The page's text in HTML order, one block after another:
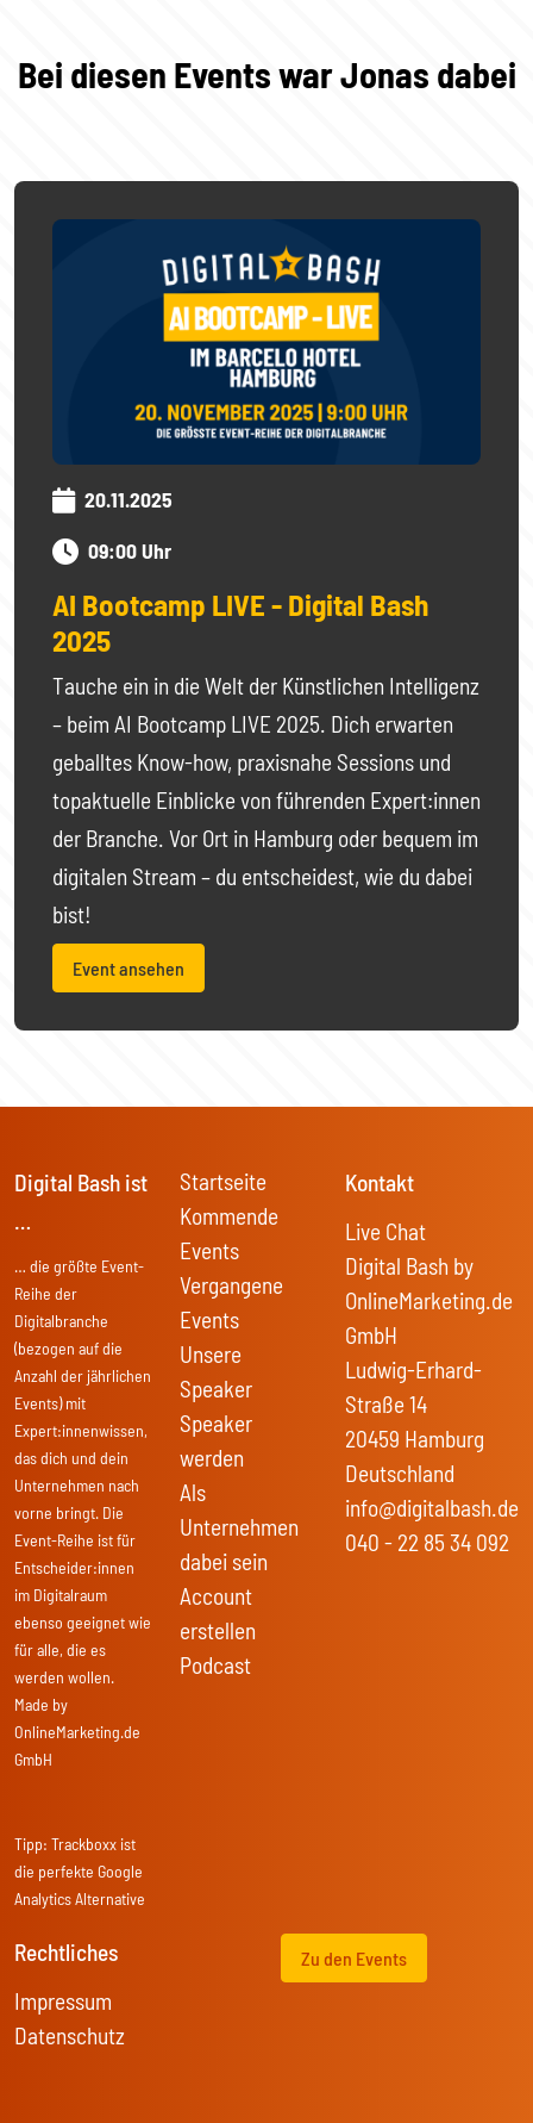
Bei diesen Events war Jonas dabei
20.11.2025
09:00 Uhr
AI Bootcamp LIVE - Digital Bash
2025
Tauche ein in die Welt der Künstlichen Intelligenz
– beim AI Bootcamp LIVE 2025. Dich erwarten
geballtes Know-how, praxisnahe Sessions und
topaktuelle Einblicke von führenden Expert:innen
der Branche. Vor Ort in Hamburg oder bequem im
digitalen Stream – du entscheidest, wie du dabei
bist!
Event ansehen
Digital Bash ist
…
… die größte Event-
Reihe der
Digitalbranche
(bezogen auf die
Anzahl der jährlichen
Events) mit
Expert:innenwissen,
das dich und dein
Unternehmen nach
vorne bringt. Die
Event-Reihe ist für
Entscheider:innen
im Digitalraum
ebenso geeignet wie
für alle, die es
werden wollen.
Made by
OnlineMarketing.de
GmbH
Tipp: Trackboxx ist
die perfekte Google
Analytics Alternative
Startseite
Kommende
Events
Vergangene
Events
Unsere
Speaker
Speaker
werden
Als
Unternehmen
dabei sein
Account
erstellen
Podcast
Kontakt
Live Chat
Digital Bash by
OnlineMarketing.de
GmbH
Ludwig-Erhard-
Straße 14
20459 Hamburg
Deutschland
info@digitalbash.de
040 - 22 85 34 092
Rechtliches
Impressum
Datenschutz
Zu den Events